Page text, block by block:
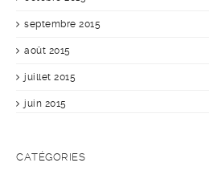
septembre 2015
août 2015
juillet 2015
juin 2015
CATÉGORIES